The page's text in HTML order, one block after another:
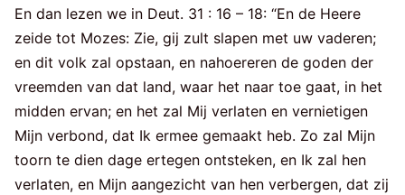
En dan lezen we in Deut. 31 : 16 – 18: “En de Heere
zeide tot Mozes: Zie, gij zult slapen met uw vaderen;
en dit volk zal opstaan, en nahoereren de goden der
vreemden van dat land, waar het naar toe gaat, in het
midden ervan; en het zal Mij verlaten en vernietigen
Mijn verbond, dat Ik ermee gemaakt heb. Zo zal Mijn
toorn te dien dage ertegen ontsteken, en Ik zal hen
verlaten, en Mijn aangezicht van hen verbergen, dat zij